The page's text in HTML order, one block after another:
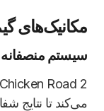
مکانیک‌های
سیستم
می‌کند تا نتایج